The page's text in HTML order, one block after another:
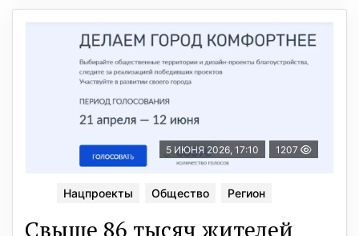
5 ИЮНЯ 2026, 17:10 1207
Нацпроекты Общество Регион
Свыше 86 тысяч жителей